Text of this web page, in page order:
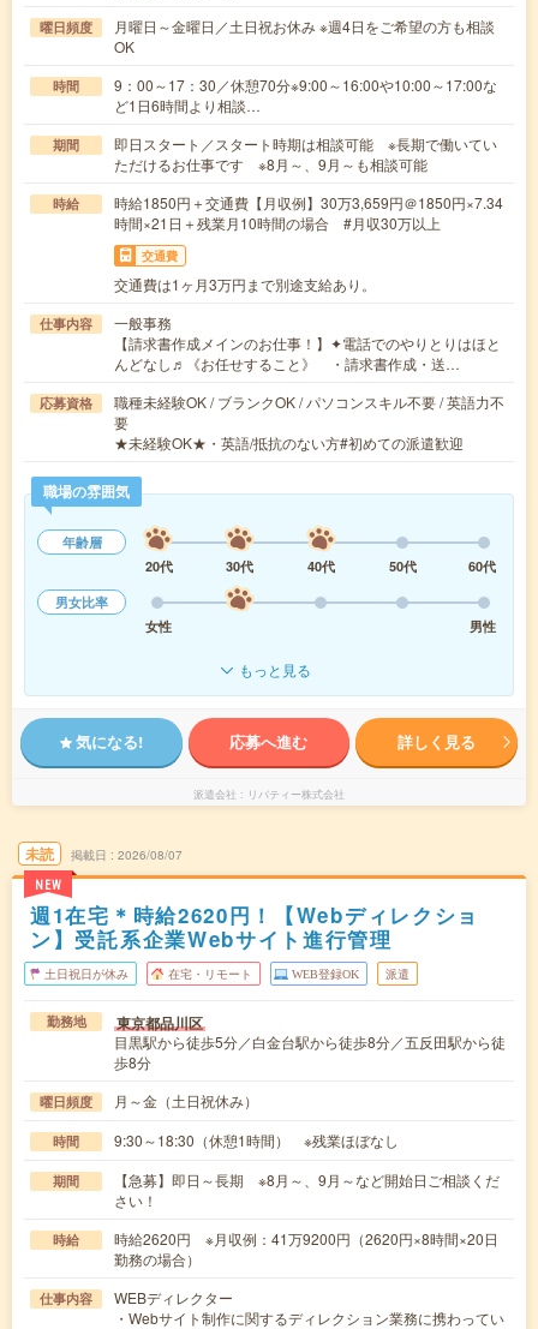
曜日頻度
月曜日～金曜日／土日祝お休み ※週4日をご希望の方も相談
OK
時間
9：00～17：30／休憩70分※9:00～16:00や10:00～17:00な
ど1日6時間より相談…
期間
即日スタート／スタート時期は相談可能 ※長期で働いてい
ただけるお仕事です ※8月～、9月～も相談可能
時給
時給1850円＋交通費【月収例】30万3,659円＠1850円×7.34
時間×21日＋残業月10時間の場合 #月収30万以上
交通費
交通費は1ヶ月3万円まで別途支給あり。
仕事内容
一般事務
【請求書作成メインのお仕事！】✦電話でのやりとりはほと
んどなし♬《お任せすること》 ・請求書作成・送…
応募資格
職種未経験OK / ブランクOK / パソコンスキル不要 / 英語力不
要
★未経験OK★・英語/抵抗のない方#初めての派遣歓迎
職場の雰囲気
年齢層
20代
30代 40代 50代
60代
男女比率
女性
男性
もっと見る
気になる! 応募へ進む 詳しく見る
派遣会社 リバティー株式会社
未読
NEW
掲載日 2026/08/07
週1在宅＊時給2620円！【Webディレクショ
ン】受託系企業Webサイト進行管理
土日祝日が休み 在宅・リモート WEB登録OK 派遣
勤務地 東京都品川区
目黒駅から徒歩5分／白金台駅から徒歩8分／五反田駅から徒
歩8分
曜日頻度 月～金（土日祝休み）
時間 9:30～18:30（休憩1時間） ※残業ほぼなし
期間
【急募】即日～長期 ※8月～、9月～など開始日ご相談くだ
さい！
時給
時給2620円 ※月収例：41万9200円（2620円×8時間×20日
勤務の場合）
仕事内容
WEBディレクター
・Webサイト制作に関するディレクション業務に携わってい